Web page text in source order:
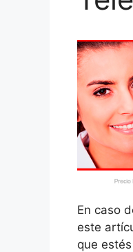
En caso
este
que